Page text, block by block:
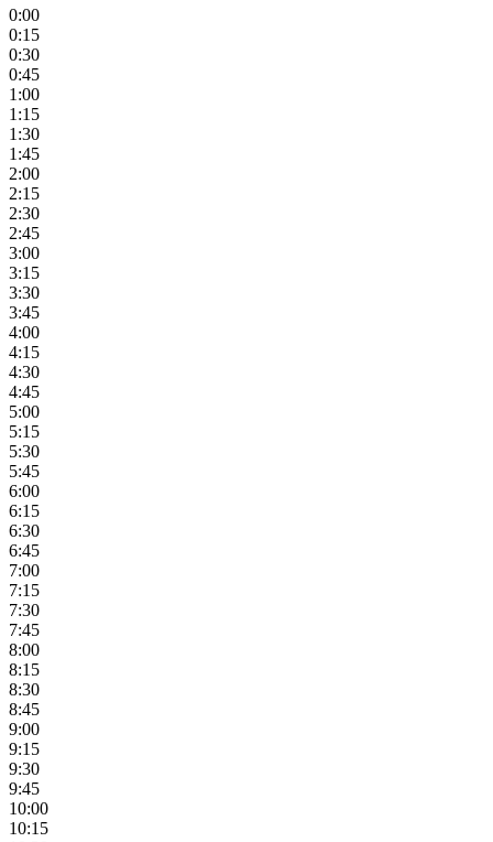
0:00
0:15
0:30
0:45
1:00
1:15
1:30
1:45
2:00
2:15
2:30
2:45
3:00
3:15
3:30
3:45
4:00
4:15
4:30
4:45
5:00
5:15
5:30
5:45
6:00
6:15
6:30
6:45
7:00
7:15
7:30
7:45
8:00
8:15
8:30
8:45
9:00
9:15
9:30
9:45
10:00
10:15